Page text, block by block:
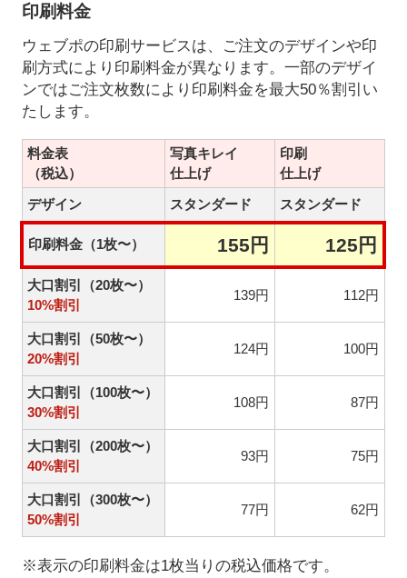
印刷料金
ウェブポの印刷サービスは、ご注文のデザインや印
刷方式により印刷料金が異なります。一部のデザイ
ンではご注文枚数により印刷料金を最大50％割引い
たします。
料金表
（税込）
写真キレイ
仕上げ
印刷
仕上げ
デザイン
スタンダード スタンダード
印刷料金（1枚〜） 155円 125円
大口割引（20枚〜）
10%割引
139円 112円
大口割引（50枚〜）
20%割引
124円 100円
大口割引（100枚〜）
30%割引
108円 87円
大口割引（200枚〜）
40%割引
93円 75円
大口割引（300枚〜）
50%割引
77円 62円
※表示の印刷料金は1枚当りの税込価格です。